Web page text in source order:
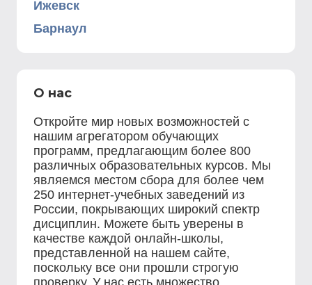
Ижевск
Барнаул
О нас
Откройте мир новых возможностей с
нашим агрегатором обучающих
программ, предлагающим более 800
различных образовательных курсов. Мы
являемся местом сбора для более чем
250 интернет-учебных заведений из
России, покрывающих широкий спектр
дисциплин. Можете быть уверены в
качестве каждой онлайн-школы,
представленной на нашем сайте,
поскольку все они прошли строгую
проверку. У нас есть множество